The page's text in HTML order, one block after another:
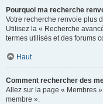
Pourquoi ma recherche
Votre recherche renvoie plus
Utilisez la « Recherche
termes utilisés et des forums
Haut
Comment rechercher des
Allez sur la page « Membres
membre ».